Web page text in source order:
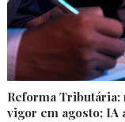
Reforma Tributária:
vigor em agosto; IA